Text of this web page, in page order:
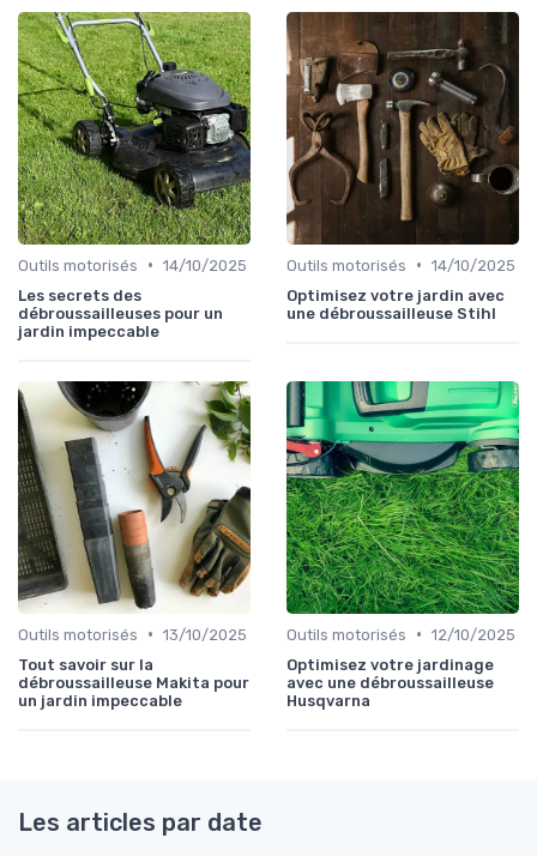
Outils motorisés • 14/10/2025
Les secrets des
débroussailleuses pour un
jardin impeccable
Outils motorisés • 14/10/2025
Optimisez votre jardin avec
une débroussailleuse Stihl
Outils motorisés • 13/10/2025
Tout savoir sur la
débroussailleuse Makita pour
un jardin impeccable
Outils motorisés • 12/10/2025
Optimisez votre jardinage
avec une débroussailleuse
Husqvarna
Les articles par date